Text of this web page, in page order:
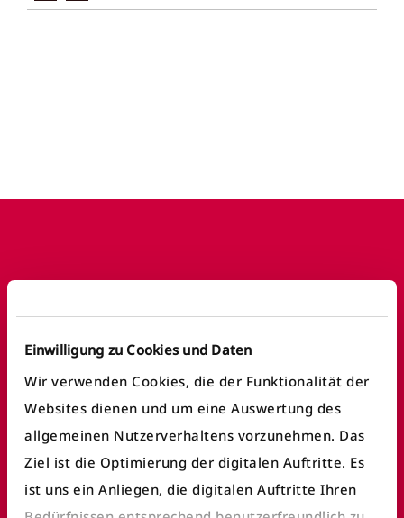
Einwilligung zu Cookies und Daten
Wir verwenden Cookies, die der Funktionalität der
Websites dienen und um eine Auswertung des
allgemeinen Nutzerverhaltens vorzunehmen. Das
Ziel ist die Optimierung der digitalen Auftritte. Es
ist uns ein Anliegen, die digitalen Auftritte Ihren
Fundbüro finden
Fahrausweiskontrolle
öV Plus App nutzen